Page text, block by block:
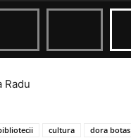
Radu
cultura dora botas